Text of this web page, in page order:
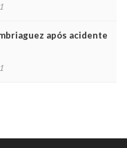
após acidente